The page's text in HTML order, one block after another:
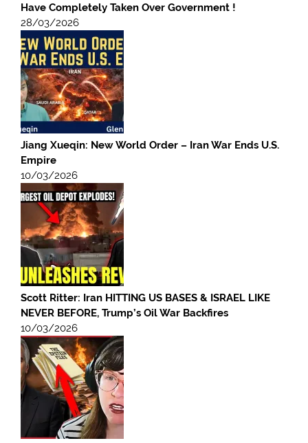
Have Completely Taken Over Government !
28/03/2026
Jiang Xueqin: New World Order – Iran War Ends U.S.
Empire
10/03/2026
Scott Ritter: Iran HITTING US BASES & ISRAEL LIKE
NEVER BEFORE, Trump’s Oil War Backfires
10/03/2026